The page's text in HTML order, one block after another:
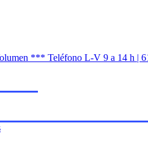
*** Teléfono L-V 9 a 14 h |